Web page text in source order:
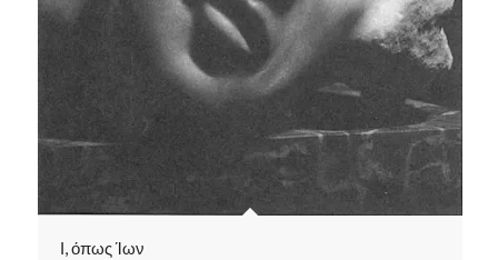
Ι, όπως Ίων